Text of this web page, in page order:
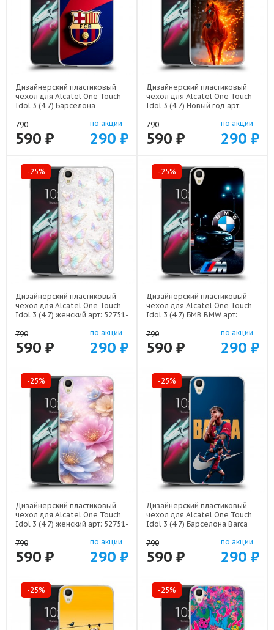
Дизайнерский пластиковый
чехол для Alcatel One Touch
Idol 3 (4.7) Барселона
790
590 ₽
по акции
290 ₽
Дизайнерский пластиковый
чехол для Alcatel One Touch
Idol 3 (4.7) Новый год арт:
790
590 ₽
по акции
290 ₽
-25%
Дизайнерский пластиковый
чехол для Alcatel One Touch
Idol 3 (4.7) женский арт: 52751-
790
590 ₽
по акции
290 ₽
-25%
Дизайнерский пластиковый
чехол для Alcatel One Touch
Idol 3 (4.7) БМВ BMW арт:
790
590 ₽
по акции
290 ₽
-25%
Дизайнерский пластиковый
чехол для Alcatel One Touch
Idol 3 (4.7) женский арт: 52751-
790
590 ₽
по акции
290 ₽
-25%
Дизайнерский пластиковый
чехол для Alcatel One Touch
Idol 3 (4.7) Барселона Barca
790
590 ₽
по акции
290 ₽
-25% -25%